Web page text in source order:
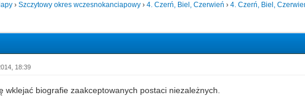
›Szczytowy okres wczesnokanciapowy ›4. Czerń, Biel, Czerwień ›4. Czerń, Biel,
18:39
wklejać biografie zaakceptowanych postaci niezależnych.